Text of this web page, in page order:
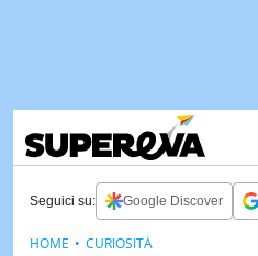
Seguici su: Google Discover
HOME CURIOSITÀ